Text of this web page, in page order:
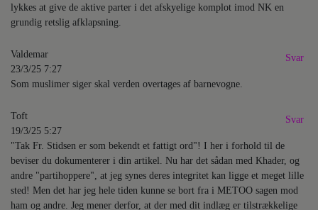
lykkes at give de aktive parter i det afskyelige komplot imod NK en
grundig retslig afklapsning.
Valdemar
23/3/25 7:27
Som muslimer siger skal verden overtages af barnevogne.
Svar
Toft
19/3/25 5:27
"Tak Fr. Stidsen er som bekendt et fattigt ord"! I her i forhold til de
beviser du dokumenterer i din artikel. Nu har det sådan med Khader, og
andre "partihoppere", at jeg synes deres integritet kan ligge et meget lille
sted! Men det har jeg hele tiden kunne se bort fra i METOO sagen mod
ham og andre. Jeg mener derfor, at der med dit indlæg er tilstrækkelige
Svar